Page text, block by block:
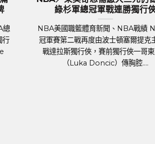
格蘭隊抵達德國受到上千球迷熱列
迎
足球聯賽體育新聞、足球戰績 萬眾矚目
2024年歐洲國家盃（UEFA Euro 2024
將於6月14日於德國正式開踢。各國好手摩